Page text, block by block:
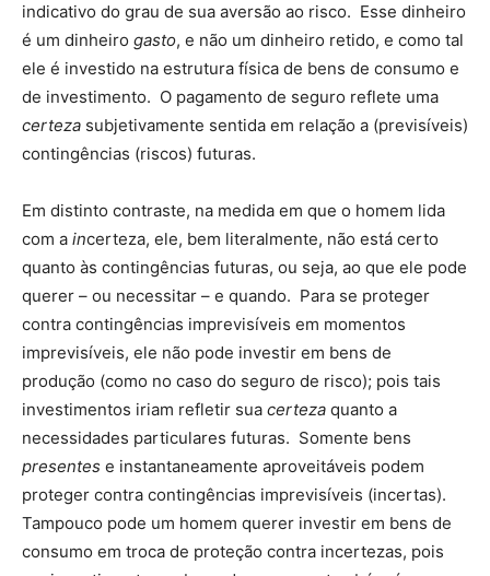
indicativo do grau de sua aversão ao risco. Esse dinheiro
é um dinheiro gasto, e não um dinheiro retido, e como tal
ele é investido na estrutura física de bens de consumo e
de investimento. O pagamento de seguro reflete uma
certeza subjetivamente sentida em relação a (previsíveis)
contingências (riscos) futuras.
Em distinto contraste, na medida em que o homem lida
com a incerteza, ele, bem literalmente, não está certo
quanto às contingências futuras, ou seja, ao que ele pode
querer – ou necessitar – e quando. Para se proteger
contra contingências imprevisíveis em momentos
imprevisíveis, ele não pode investir em bens de
produção (como no caso do seguro de risco); pois tais
investimentos iriam refletir sua certeza quanto a
necessidades particulares futuras. Somente bens
presentes e instantaneamente aproveitáveis podem
proteger contra contingências imprevisíveis (incertas).
Tampouco pode um homem querer investir em bens de
consumo em troca de proteção contra incertezas, pois